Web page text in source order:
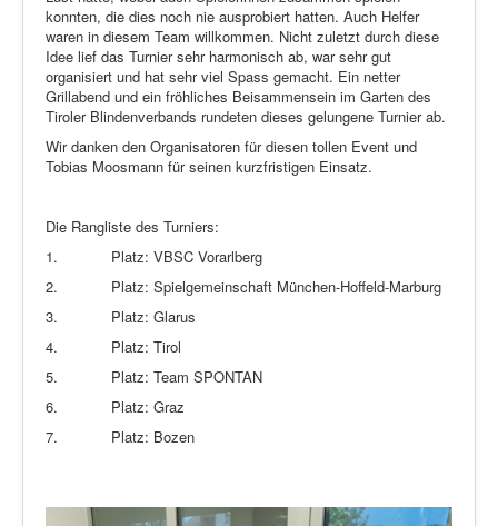
konnten, die dies noch nie ausprobiert hatten. Auch Helfer
waren in diesem Team willkommen. Nicht zuletzt durch diese
Idee lief das Turnier sehr harmonisch ab, war sehr gut
organisiert und hat sehr viel Spass gemacht. Ein netter
Grillabend und ein fröhliches Beisammensein im Garten des
Tiroler Blindenverbands rundeten dieses gelungene Turnier ab.
Wir danken den Organisatoren für diesen tollen Event und
Tobias Moosmann für seinen kurzfristigen Einsatz.
Die Rangliste des Turniers:
1.
Platz: VBSC Vorarlberg
2.
Platz: Spielgemeinschaft München-Hoffeld-Marburg
3.
Platz: Glarus
4.
Platz: Tirol
5.
Platz: Team SPONTAN
6.
Platz: Graz
7.
Platz: Bozen